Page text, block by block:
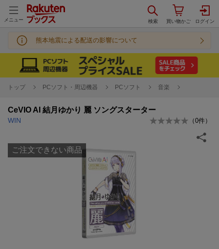
メニュー
熊本地震による配送の影響について
トップ PCソフト・周辺機器 PCソフト 音楽
CeVIO AI 結月ゆかり 麗 ソングスターター
WIN （0件）
ご注文できない商品